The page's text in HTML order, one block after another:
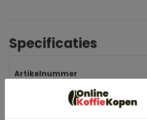
Specificaties
Artikelnummer